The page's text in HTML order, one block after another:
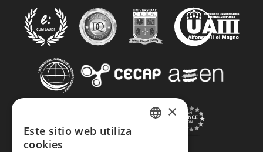
×
Este sitio web utiliza
cookies